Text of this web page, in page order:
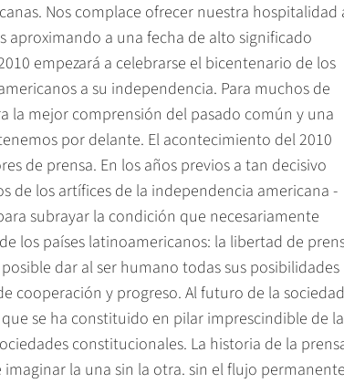
Nos complace ofrecer nuestra hospitalidad
aproximando a una fecha de alto significado
empezará a celebrarse el bicentenario de los
a su independencia. Para muchos de
la mejor comprensión del pasado común y una
por delante. El acontecimiento del 2010
de prensa. En los años previos a tan decisivo
de los artífices de la independencia americana -
subrayar la condición que necesariamente
los países latinoamericanos: la libertad de
dar al ser humano todas sus posibilidades
cooperación y progreso. Al futuro de la sociedad
se ha constituido en pilar imprescindible de la
constitucionales. La historia de la
la una sin la otra. sin el flujo permanente